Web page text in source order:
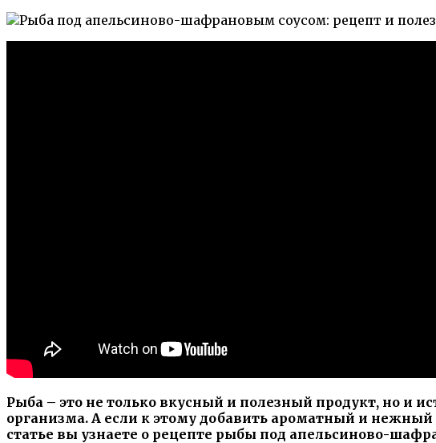
Рыба – это не только вкусный и полезный продукт, но и
организма. А если к этому добавить ароматный и
статье вы узнаете о рецепте рыбы под апельсиново-